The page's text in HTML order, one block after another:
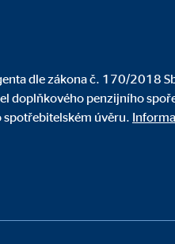
dle zákona č. 170/2018
doplňkového penzijního
úvěru.